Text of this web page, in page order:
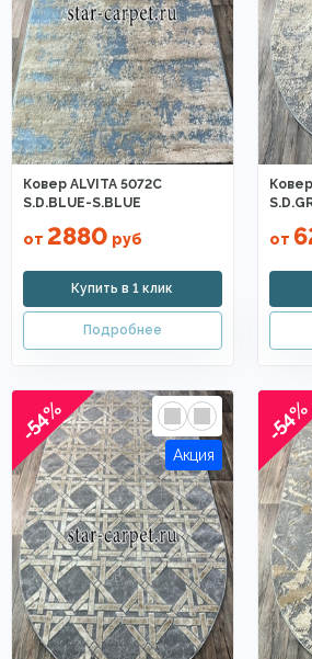
Ковер ALVITA 5072C
S.D.BLUE-S.BLUE
от 2880 руб от
-54% -54%